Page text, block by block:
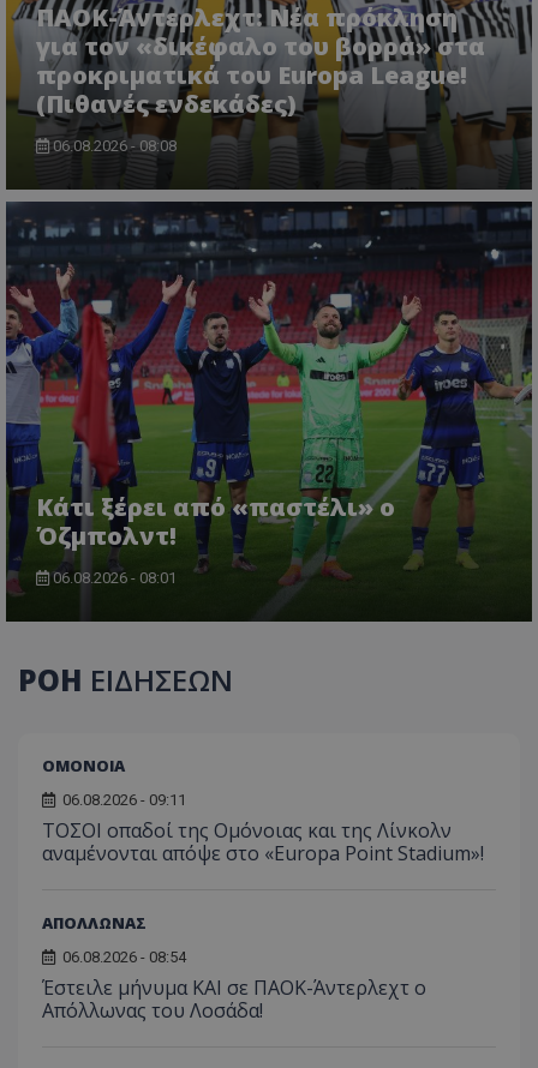
ΠΑΟΚ-Άντερλεχτ: Νέα πρόκληση
για τον «δικέφαλο του βορρά» στα
προκριματικά του Europa League!
(Πιθανές ενδεκάδες)
06.08.2026 - 08:08
Κάτι ξέρει από «παστέλι» ο
Όζμπολντ!
06.08.2026 - 08:01
ΡΟΗ ΕΙΔΗΣΕΩΝ
ΟΜΟΝΟΙΑ
06.08.2026 - 09:11
ΤΟΣΟΙ οπαδοί της Ομόνοιας και της Λίνκολν
αναμένονται απόψε στο «Europa Point Stadium»!
ΑΠΟΛΛΩΝΑΣ
06.08.2026 - 08:54
Έστειλε μήνυμα ΚΑΙ σε ΠΑΟΚ-Άντερλεχτ ο
Απόλλωνας του Λοσάδα!